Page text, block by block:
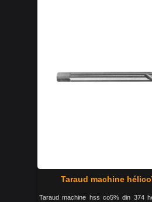
Taraud machine
Taraud machine hss co5% din 374